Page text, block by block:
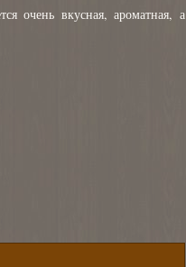
очень вкусная, ароматная, а